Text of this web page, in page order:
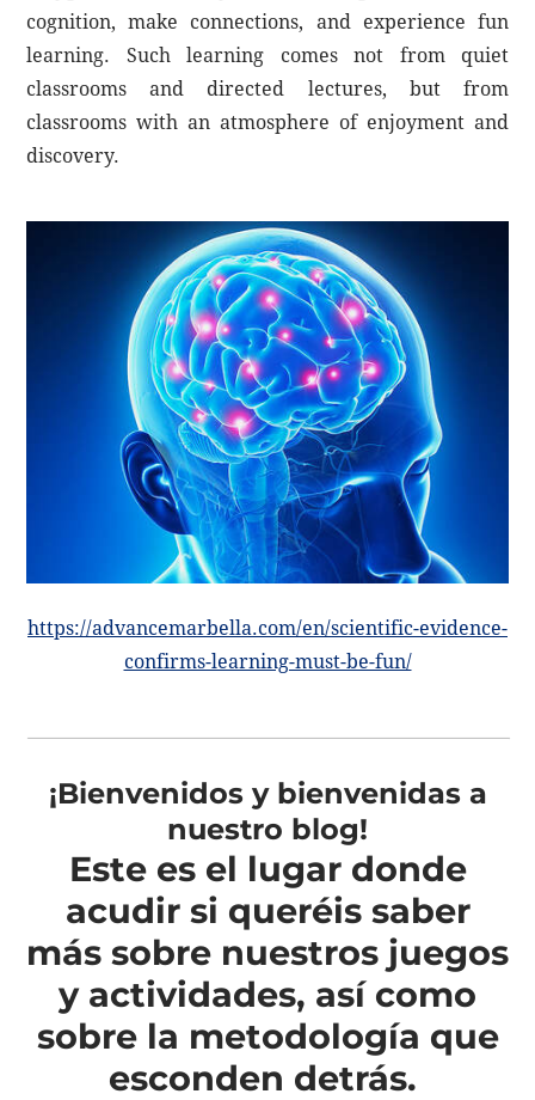
cognition, make connections, and experience fun
learning. Such learning comes not from quiet
classrooms and directed lectures, but from
classrooms with an atmosphere of enjoyment and
discovery.
https://advancemarbella.com/en/scientific-evidence-
confirms-learning-must-be-fun/
¡Bienvenidos y bienvenidas a
nuestro blog!
Este es el lugar donde
acudir si queréis saber
más sobre nuestros juegos
y actividades, así como
sobre la metodología que
esconden detrás.